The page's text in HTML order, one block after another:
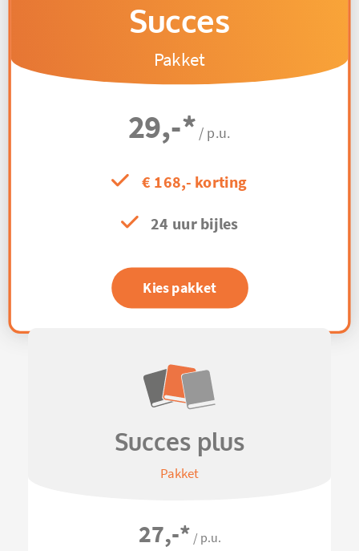
Succes
Pakket
29,-* / p.u.
€ 168,- korting
24 uur bijles
Kies pakket
Succes plus
Pakket
27,-* / p.u.